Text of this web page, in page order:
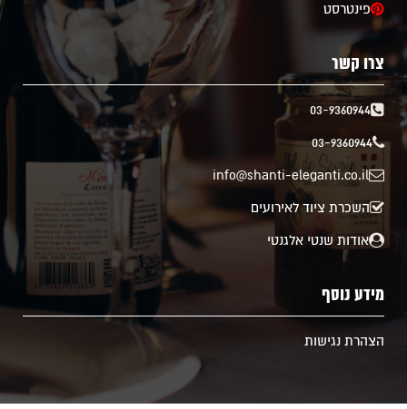
פינטרסט
צרו קשר
03-9360944
03-9360944
info@shanti-eleganti.co.il
השכרת ציוד לאירועים
אודות שנטי אלגנטי
מידע נוסף
הצהרת נגישות